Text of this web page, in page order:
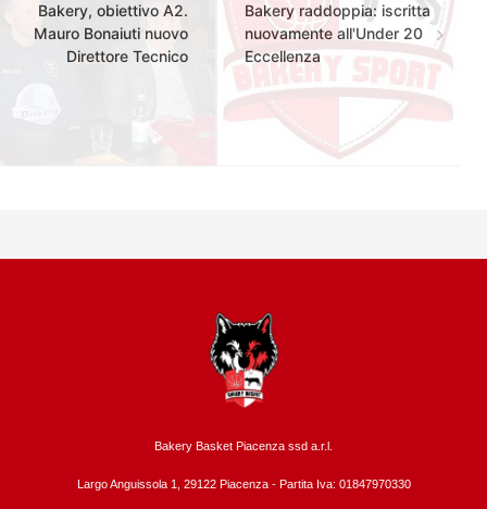
Bakery, obiettivo A2.
Mauro Bonaiuti nuovo
Direttore Tecnico
Bakery raddoppia: iscritta
nuovamente all'Under 20
Eccellenza
Bakery Basket Piacenza ssd a.r.l.
Largo Anguissola 1, 29122 Piacenza - Partita Iva: 01847970330